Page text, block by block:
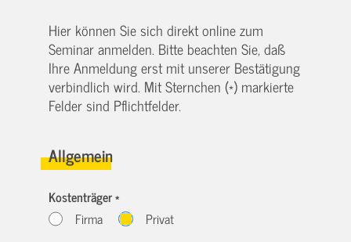
Hier können Sie sich direkt online zum
Seminar anmelden. Bitte beachten Sie, daß
Ihre Anmeldung erst mit unserer Bestätigung
verbindlich wird. Mit Sternchen (*) markierte
Felder sind Pflichtfelder.
Allgemein
Kostenträger *
Firma
Privat